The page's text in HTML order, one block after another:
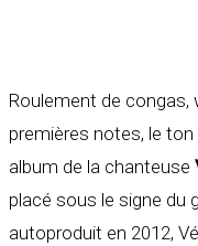
Roulement de congas,
premières notes, le
album de la chanteuse
placé sous le signe du
autoproduit en 2012,